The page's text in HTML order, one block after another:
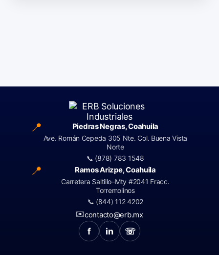
📍 Piedras Negras, Coahuila
Ave. Román Cepeda 305 Nte. Col. Buena Vista
Norte
📞 (878) 783 1548
📍 Ramos Arizpe, Coahuila
Carretera Saltillo–Mty #2041 Fracc.
Torremolinos
📞 (844) 112 4202
✉️contacto@erb.mx
f in ☏